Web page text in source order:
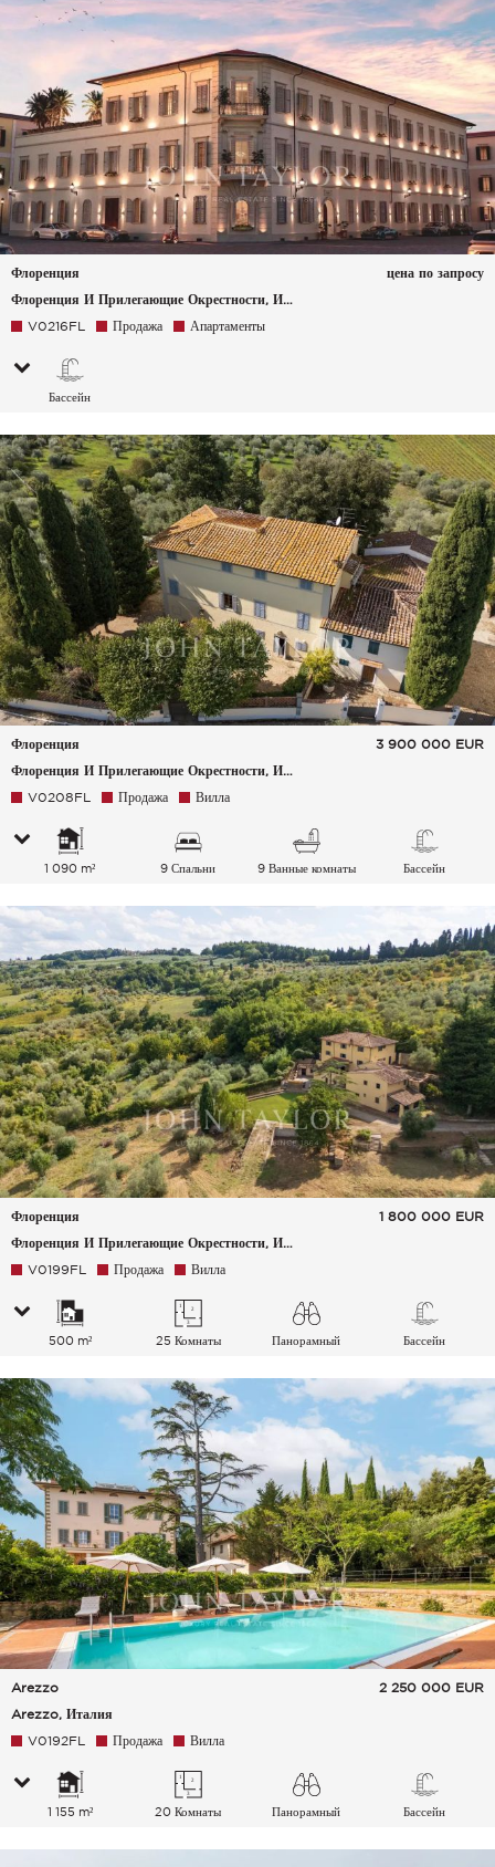
Флоренция
Флоренция И Прилегающие Окрестности, Италия
цена по запросу
V0216FL Продажа Апартаменты
Бассейн
Флоренция
Флоренция И Прилегающие Окрестности, Италия
3 900 000 EUR
V0208FL Продажа Вилла
1 090 m² 9 Спальни 9 Ванные комнаты Бассейн
Флоренция
Флоренция И Прилегающие Окрестности, Италия
1 800 000 EUR
V0199FL Продажа Вилла
500 m² 25 Комнаты Панорамный Бассейн
Arezzo
Arezzo, Италия
2 250 000 EUR
V0192FL Продажа Вилла
1 155 m² 20 Комнаты
Панорамный
Бассейн